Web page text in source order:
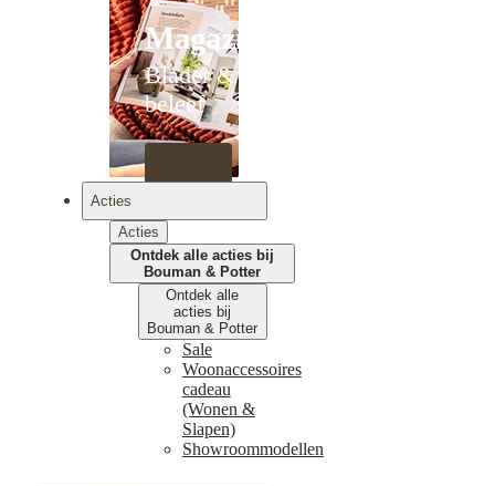
Magazines
Blader &
beleef
Acties
Acties
Ontdek alle acties bij
Bouman & Potter
Ontdek alle
acties bij
Bouman & Potter
Sale
Woonaccessoires
cadeau
(Wonen &
Slapen)
Showroommodellen